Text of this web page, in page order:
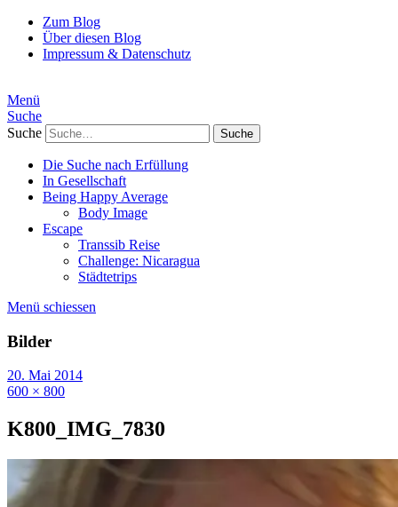
Zum Blog
Über diesen Blog
Impressum & Datenschutz
Menü
Suche
Suche
Die Suche nach Erfüllung
In Gesellschaft
Being Happy Average
Body Image
Escape
Transsib Reise
Challenge: Nicaragua
Städtetrips
Menü schiessen
Bilder
20. Mai 2014
600 × 800
K800_IMG_7830